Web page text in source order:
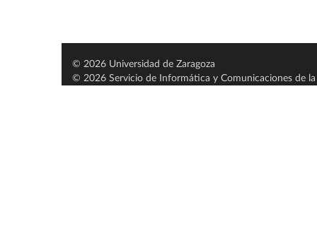
© 2026 Universidad de Zaragoza
© 2026 Servicio de Informática y Comunicaciones de la